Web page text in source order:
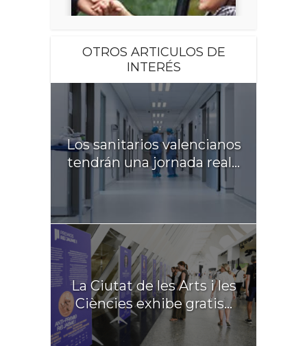
OTROS ARTICULOS DE
INTERÉS
Los sanitarios valencianos
tendrán una jornada real...
La Ciutat de les Arts i les
Ciències exhibe gratis...